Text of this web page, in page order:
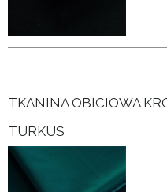
TKANINA OBICIOWA
TURKUS